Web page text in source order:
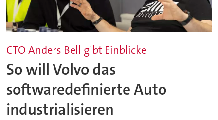
CTO Anders Bell gibt Einblicke
So will Volvo das
softwaredefinierte Auto
industrialisieren